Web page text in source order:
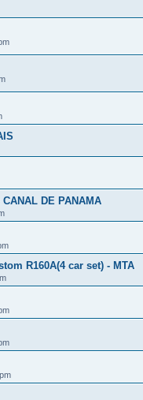
DE PANAMA
R160A(4 car set) - MTA